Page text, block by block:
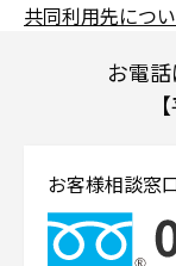
共同利用先につ
お電
お客様相談窓